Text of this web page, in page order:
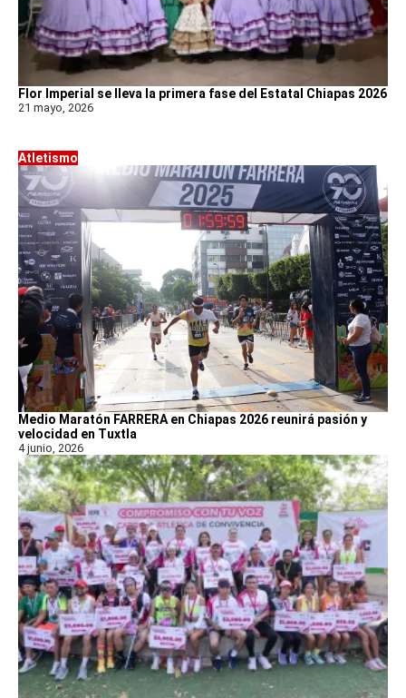
Flor Imperial se lleva la primera fase del Estatal Chiapas 2026
21 mayo, 2026
Atletismo
Medio Maratón FARRERA en Chiapas 2026 reunirá pasión y
velocidad en Tuxtla
4 junio, 2026